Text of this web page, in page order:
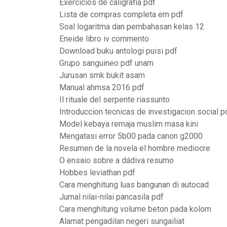
Exercícios de caligrafia pdf
Lista de compras completa em pdf
Soal logaritma dan pembahasan kelas 12
Eneide libro iv commento
Download buku antologi puisi pdf
Grupo sanguineo pdf unam
Jurusan smk bukit asam
Manual ahmsa 2016 pdf
Il rituale del serpente riassunto
Introduccion tecnicas de investigacion social
Model kebaya remaja muslim masa kini
Mengatasi error 5b00 pada canon g2000
Resumen de la novela el hombre mediocre
O ensaio sobre a dádiva resumo
Hobbes leviathan pdf
Cara menghitung luas bangunan di autocad
Jurnal nilai-nilai pancasila pdf
Cara menghitung volume beton pada kolom
Alamat pengadilan negeri sungailiat